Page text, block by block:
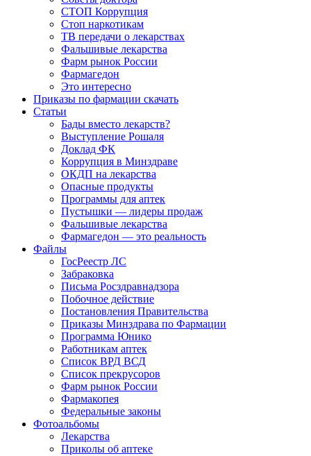
СТОП Коррупция
Стоп наркотикам
ТВ передачи о лекарствах
Фальшивые лекарства
Фарм рынок России
Фармагедон
Это интересно
Приказы по фармации скачать
Статьи
Бады вместо лекарств?
Выступление Рошаля
Доклад ФК
Коррупция в Минздраве
ОКДП на лекарства
Опасные продукты
Программы для аптек
Пустышки — лидеры продаж
Фальшивые лекарства
Фармагедон — это реальность
Файлы
ГосРеестр ЛС
Забраковка
Письма Росздравнадзора
Побочное действие
Постановления Правительства
Приказы Минздрава по Фармации
Программа Юнико
Работникам аптек
Список ВРД ВСД
Список прекрусоров
Фарм рынок России
Фармакопея
Федеральные законы
Фотоальбомы
Лекарства
Приколы об аптеке